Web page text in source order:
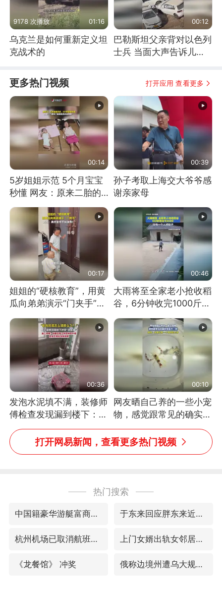
9178 次播放 01:16
乌克兰是如何重新定义坦
克战术的
00:12
巴勒斯坦父亲背对以色列
士兵 当面大声告诉儿
更多热门视频 打开应用 查看更多
00:14
5岁姐姐示范 5个月宝宝
秒懂 网友：原来二胎的
快乐长这样
00:39
孙子考取上海交大爷爷感
谢亲家母
00:17
姐姐的“硬核教育”，用黄
瓜向弟弟演示“门夹手”，
网友：果然言传不如身
教！
00:46
大雨将至全家老小抢收稻
谷，6分钟收完1000斤，
没有一个人掉链子
00:36
发泡水泥填不满，装修师
傅检查发现漏到楼下：出
风口未延伸到外墙
00:10
网友晒自己养的一些小宠
物，感觉跟常见的确实有
些不一样
打开网易新闻，查看更多热门视频
热门搜索
中国籍豪华游艇富商之子在泰国被杀 于东来回应胖东来近25年老店年底关闭
杭州机场已取消航班388架次 上门女婿出轨女邻居多年被判重婚罪
《龙餐馆》 冲奖 俄称边境州遭乌大规模袭击已致13伤